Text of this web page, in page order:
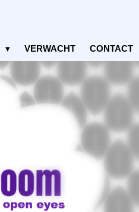
VERWACHT CONTACT